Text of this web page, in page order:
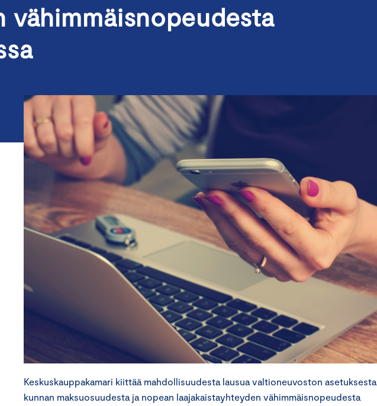
vähimmäisnopeudesta
Keskuskauppakamari kiittää mahdollisuudesta lausua valtioneuvoston asetuksesta
kunnan maksuosuudesta ja nopean laajakaistayhteyden vähimmäisnopeudesta